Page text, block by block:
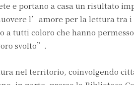
e portano a casa un risultato
l’amore per la lettura tra i
tutti coloro che hanno
svolto”.
nel territorio, coinvolgendo